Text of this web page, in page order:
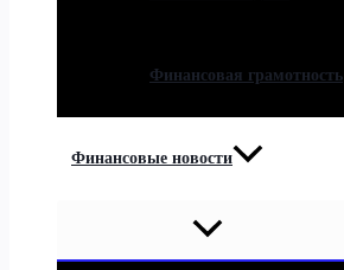
Финансовая грамотность
Финансовые новости